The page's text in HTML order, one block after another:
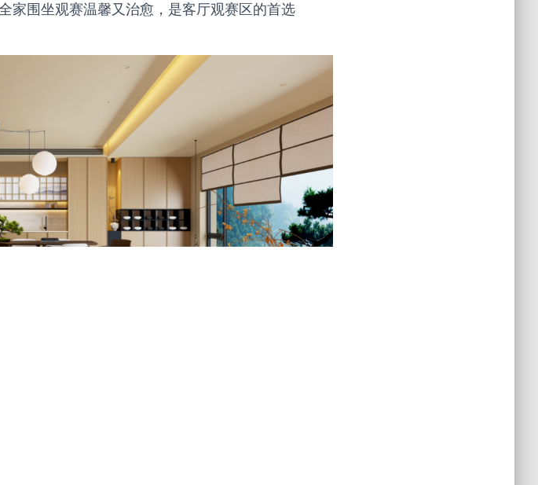
家围坐观赛温馨又治愈，是客厅观赛区的首选